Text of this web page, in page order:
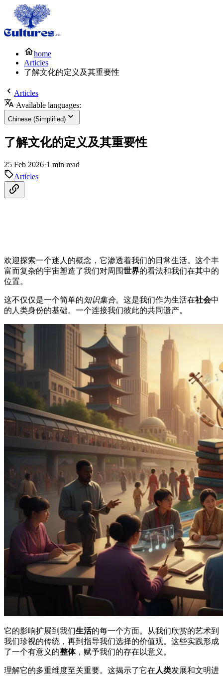
home
Articles
了解文化的定义及其重要性
Articles
Available languages:
Chinese (Simplified)
了解文化的定义及其重要性
25 Feb 2026·1 min read
Articles
欢迎探索一个迷人的概念，它渗透着我们的日常生活。这个丰
富而复杂的宇宙塑造了我们对周围世界的看法和我们在其中的
位置。
这不仅仅是一个简单的知识集合。这是我们作为生活在社会中
的人类身份的基础。一个连接我们彼此的共同遗产。
它的影响扩展到我们生活的每一个方面。从我们欣赏的艺术到
我们珍视的传统，再到指导我们选择的价值观。这些实践形成
了一个有意义的整体，赋予我们的存在以意义。
理解它的多重维度至关重要。这揭示了它在 人类发展和文明进